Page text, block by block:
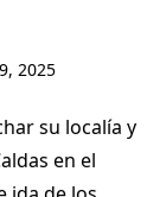
2025
su localía y
en el